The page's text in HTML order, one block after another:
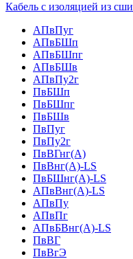
Кабель с изоляцией из
АПвПуг
АПвБШп
АПвБШпг
АПвБШв
АПвПу2г
ПвБШп
ПвБШпг
ПвБШв
ПвПуг
ПвПу2г
ПвВГнг(А)
ПвВнг(А)-LS
ПвБШнг(А)-LS
АПвВнг(А)-LS
АПвПу
АПвПг
АПвБВнг(А)-LS
ПвВГ
ПвВгЭ